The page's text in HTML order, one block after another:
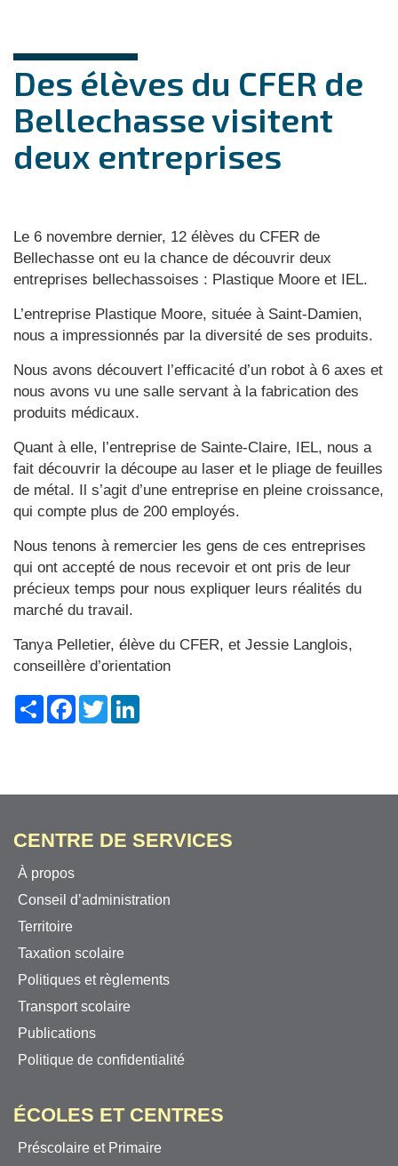
Des élèves du CFER de
Bellechasse visitent
deux entreprises
Le 6 novembre dernier, 12 élèves du CFER de
Bellechasse ont eu la chance de découvrir deux
entreprises bellechassoises : Plastique Moore et IEL.
L’entreprise Plastique Moore, située à Saint-Damien,
nous a impressionnés par la diversité de ses produits.
Nous avons découvert l’efficacité d’un robot à 6 axes et
nous avons vu une salle servant à la fabrication des
produits médicaux.
Quant à elle, l’entreprise de Sainte-Claire, IEL, nous a
fait découvrir la découpe au laser et le pliage de feuilles
de métal. Il s’agit d’une entreprise en pleine croissance,
qui compte plus de 200 employés.
Nous tenons à remercier les gens de ces entreprises
qui ont accepté de nous recevoir et ont pris de leur
précieux temps pour nous expliquer leurs réalités du
marché du travail.
Tanya Pelletier, élève du CFER, et Jessie Langlois,
conseillère d’orientation
ShareFacebook
Twitter
CENTRE DE SERVICES
À propos
Conseil d’administration
Territoire
Taxation scolaire
Politiques et règlements
Transport scolaire
Publications
Politique de confidentialité
ÉCOLES ET CENTRES
Préscolaire et Primaire